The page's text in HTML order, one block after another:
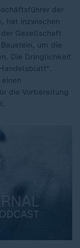
der
hat inzwischen
Gesellschaft
um die
Die Dringlichkeit
die Vorbereitung